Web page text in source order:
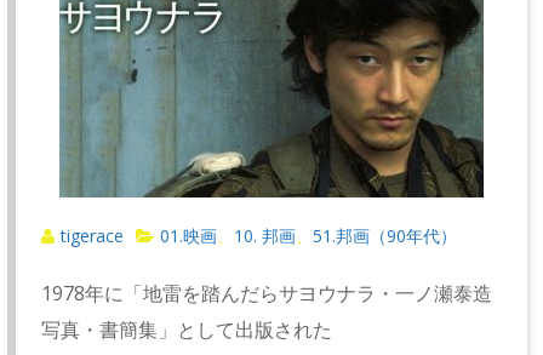
tigerace 01.映画 10. 邦画 、51.邦画（90年代）
1978年に「地雷を踏んだらサヨウナラ・一ノ瀬泰造
写真・書簡集」として出版された